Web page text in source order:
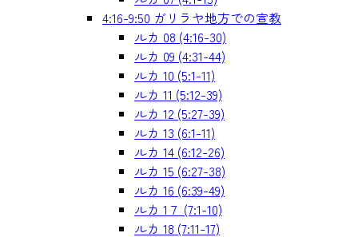
4:16-9:50 ガリラヤ地方での宣教
ルカ 08 (4:16-30)
ルカ 09 (4:31-44)
ルカ 10 (5:1-11)
ルカ 11 (5:12-39)
ルカ 12 (5:27-39)
ルカ 13 (6:1-11)
ルカ 14 (6:12-26)
ルカ 15 (6:27-38)
ルカ 16 (6:39-49)
ルカ 1７ (7:1-10)
ルカ 18 (7:11-17)